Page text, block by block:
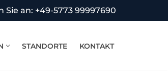
Sie an: +49-5773 99997690
STANDORTE KONTAKT